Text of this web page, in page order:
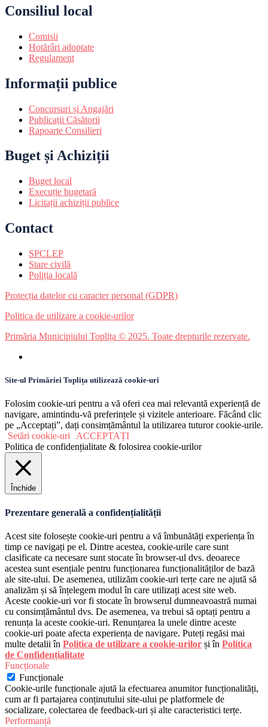
Consiliul local
Comisii
Hotărâri adoptate
Regulament
Informații publice
Concursuri și Angajări
Publicații Căsătorii
Rapoarte Consilieri
Buget și Achiziții
Buget local
Execuție bugetară
Licitații achiziții publice
Contact
SPCLEP
Stare civilă
Poliția locală
Protecția datelor cu caracter personal (GDPR)
Politica de utilizare a cookie-urilor
Primăria Municipiului Toplița © 2025. Toate drepturile rezervate.
Site-ul Primăriei Toplița utilizează cookie-uri
Folosim cookie-uri pentru a vă oferi cea mai relevantă experiență de
navigare, amintindu-vă preferințele și vizitele anterioare. Făcând clic
pe „Acceptați”, dați consimțământul la utilizarea tuturor cookie-urile.
Setări cookie-uri ACCEPTAȚI
Politica de confidențialitate & folosirea cookie-urilor
Închide
Prezentare generală a confidențialității
Acest site folosește cookie-uri pentru a vă îmbunătăți experiența în
timp ce navigați pe el. Dintre acestea, cookie-urile care sunt
clasificate ca necesare sunt stocate în browser-ul dvs. deoarece
acestea sunt esențiale pentru funcționarea funcționalităților de bază
ale site-ului. De asemenea, utilizăm cookie-uri terțe care ne ajută să
analizăm și să înțelegem modul în care utilizați acest site web.
Aceste cookie-uri vor fi stocate în browserul dumneavoastră numai
cu consimțământul dvs. De asemenea, va trebui să optați pentru a
renunța la aceste cookie-uri. Renunțarea la unele dintre aceste
cookie-uri poate afecta experiența de navigare. Puteți regăsi mai
multe detalii în Politica de utilizare a cookie-urilor și în Politica
de Confidențialitate
Funcționale
Funcționale
Cookie-urile funcționale ajută la efectuarea anumitor funcționalități,
cum ar fi partajarea conținutului site-ului pe platformele de
socializare, colectarea de feedback-uri și alte caracteristici terțe.
Performanță